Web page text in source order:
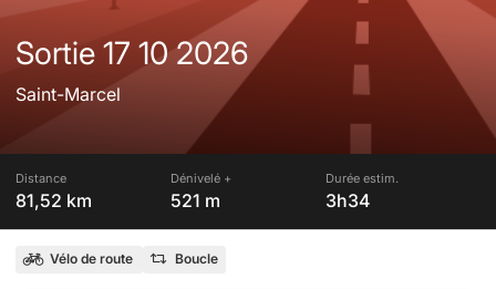
Sortie 17 10 2026
Saint-Marcel
Distance
81,52 km
Dénivelé +
521 m
Durée estim.
3h34
Vélo de route Boucle